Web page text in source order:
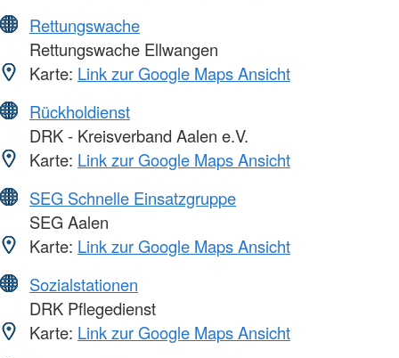
Rettungswache
Rettungswache Ellwangen
Karte: Link zur Google Maps Ansicht
Rückholdienst
DRK - Kreisverband Aalen e.V.
Karte: Link zur Google Maps Ansicht
SEG Schnelle Einsatzgruppe
SEG Aalen
Karte: Link zur Google Maps Ansicht
Sozialstationen
DRK Pflegedienst
Karte: Link zur Google Maps Ansicht